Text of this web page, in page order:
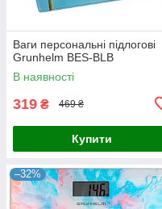
Ваги персональні підлогові
Grunhelm BES-BLB
В наявності
319 ₴ 469 ₴
Купити
–32%